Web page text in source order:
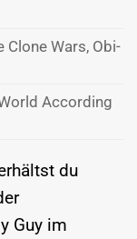
Clone Wars, Obi-
According
du
Guy im